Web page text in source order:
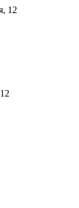
12